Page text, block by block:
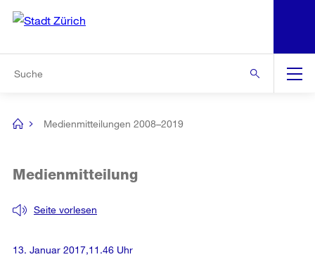
Navigation
[no
Medienmitteilungen 2008–2019
Seite vorlesen
Medienmitteilung
13. Januar 2017,11.46 Uhr